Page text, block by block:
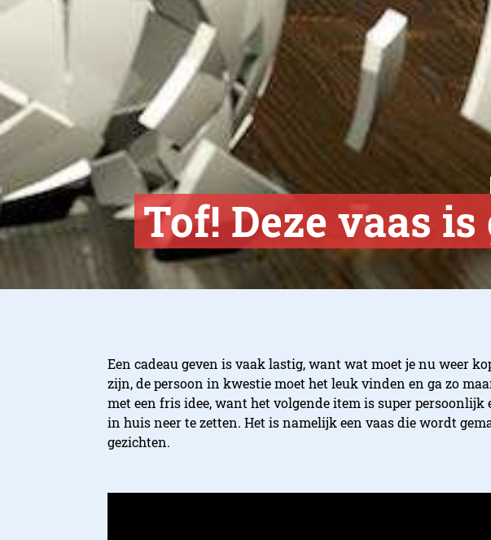
Tof! Deze vaas
Een cadeau geven is vaak lastig, want wat moet je nu weer
zijn, de persoon in kwestie moet het leuk vinden en ga zo
met een fris idee, want het volgende item is super persoonlijk
in huis neer te zetten. Het is namelijk een vaas die wordt
gezichten.